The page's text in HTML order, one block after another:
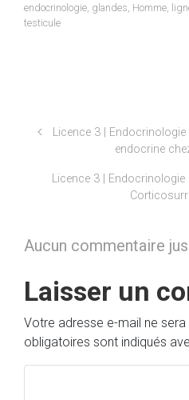
endocrinologie glandes Homme
testicule
Licence 3 |
endocrine
Licence 3 |
Aucun commentaire
Laisser un
Votre adresse e-mail ne sera
obligatoires sont indiqués